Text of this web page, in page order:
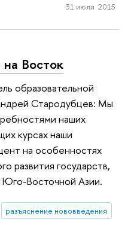
31 июля 2015
Восток
образовательной
Стародубцев: Мы
наших
курсах наши
на особенностях
развития государств,
Юго-Восточной Азии.
разъяснение нововведения